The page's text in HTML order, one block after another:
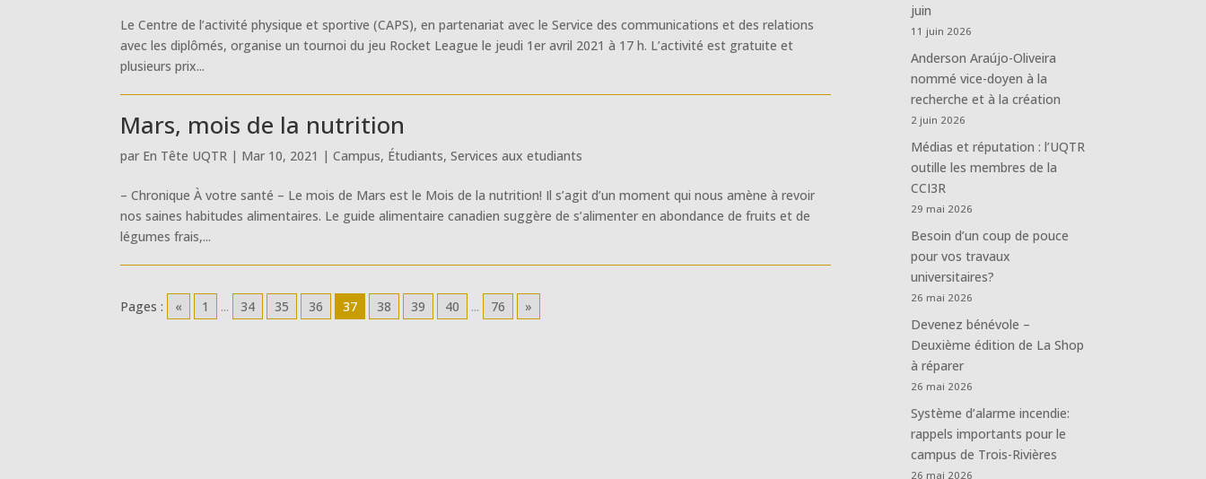
Le Centre de l’activité physique et sportive (CAPS), en partenariat avec le Service des communications et des relations
avec les diplômés, organise un tournoi du jeu Rocket League le jeudi 1er avril 2021 à 17 h. L’activité est gratuite et
plusieurs prix...
Mars, mois de la nutrition
par En Tête UQTR | Mar 10, 2021 |Campus, Étudiants,Services aux etudiants
– Chronique À votre santé – Le mois de Mars est le Mois de la nutrition! Il s’agit d’un moment qui nous amène à revoir
nos saines habitudes alimentaires. Le guide alimentaire canadien suggère de s’alimenter en abondance de fruits et de
légumes frais,...
Pages : « 1 ... 34 35 36 37 38 39 40 ... 76 »
juin
11 juin 2026
Anderson Araújo-Oliveira
nommé vice-doyen à la
recherche et à la création
2 juin 2026
Médias et réputation : l’UQTR
outille les membres de la
CCI3R
29 mai 2026
Besoin d’un coup de pouce
pour vos travaux
universitaires?
26 mai 2026
Devenez bénévole –
Deuxième édition de La Shop
à réparer
26 mai 2026
Système d’alarme incendie:
rappels importants pour le
campus de Trois-Rivières
26 mai 2026